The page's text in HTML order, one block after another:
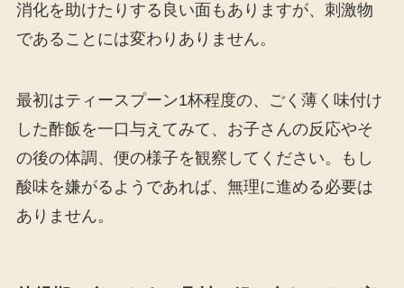
消化を助けたりする良い面もありますが、刺激物
であることには変わりありません。
最初はティースプーン1杯程度の、ごく薄く味付け
した酢飯を一口与えてみて、お子さんの反応やそ
の後の体調、便の様子を観察してください。もし
酸味を嫌がるようであれば、無理に進める必要は
ありません。